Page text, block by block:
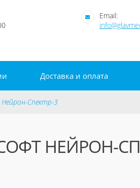
Email:
Доставка и оплата
Спектр-3
НЕЙРОН-